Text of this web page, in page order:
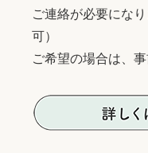
ご連絡が必要にな
可）
ご希望の場合は、